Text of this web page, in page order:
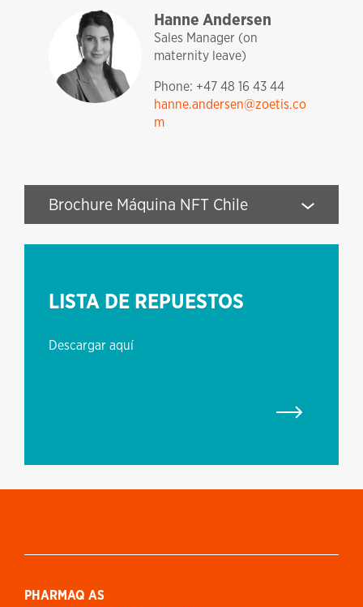
sales and technical support
fishteq
Hanne Andersen
Sales Manager (on
maternity leave)
Phone: +47 48 16 43 44
hanne.andersen@zoetis.co
m
Brochure Máquina NFT Chile
LISTA DE REPUESTOS
Descargar aquí
PHARMAQ AS